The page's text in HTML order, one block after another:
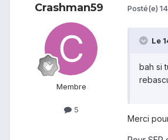
Crashman59
Membre
5
Posté(e)
Le
bah si
Merci